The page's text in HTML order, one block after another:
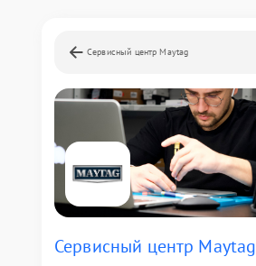
Сервисный центр Maytag
Сервисный центр Maytag